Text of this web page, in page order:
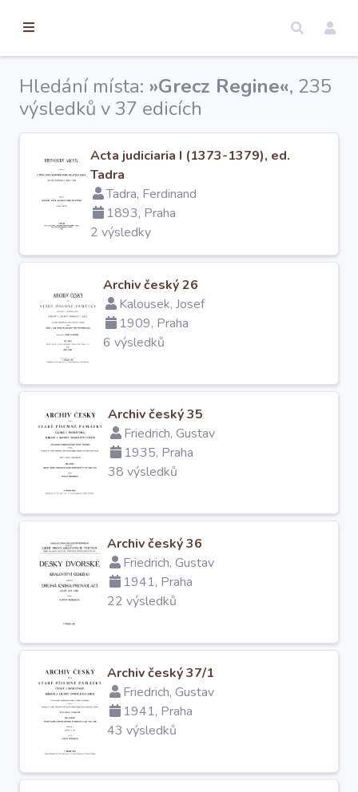
Úvod
Regesty
Hledat
Mapy
Autoři
Nápověda
Hledání místa: »Grecz Regine«, 235
výsledků v 37 edicích
Acta judiciaria I (1373-1379), ed.
Tadra
Tadra, Ferdinand
1893, Praha
2 výsledky
Archiv český 26
Kalousek, Josef
1909, Praha
6 výsledků
Archiv český 35
Friedrich, Gustav
1935, Praha
38 výsledků
Archiv český 36
Friedrich, Gustav
1941, Praha
22 výsledků
Archiv český 37/1
Friedrich, Gustav
1941, Praha
43 výsledků